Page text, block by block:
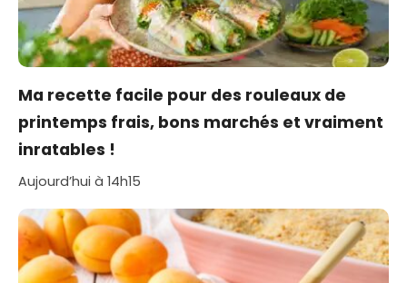
Ma recette facile pour des rouleaux de
printemps frais, bons marchés et vraiment
inratables !
Aujourd’hui à 14h15